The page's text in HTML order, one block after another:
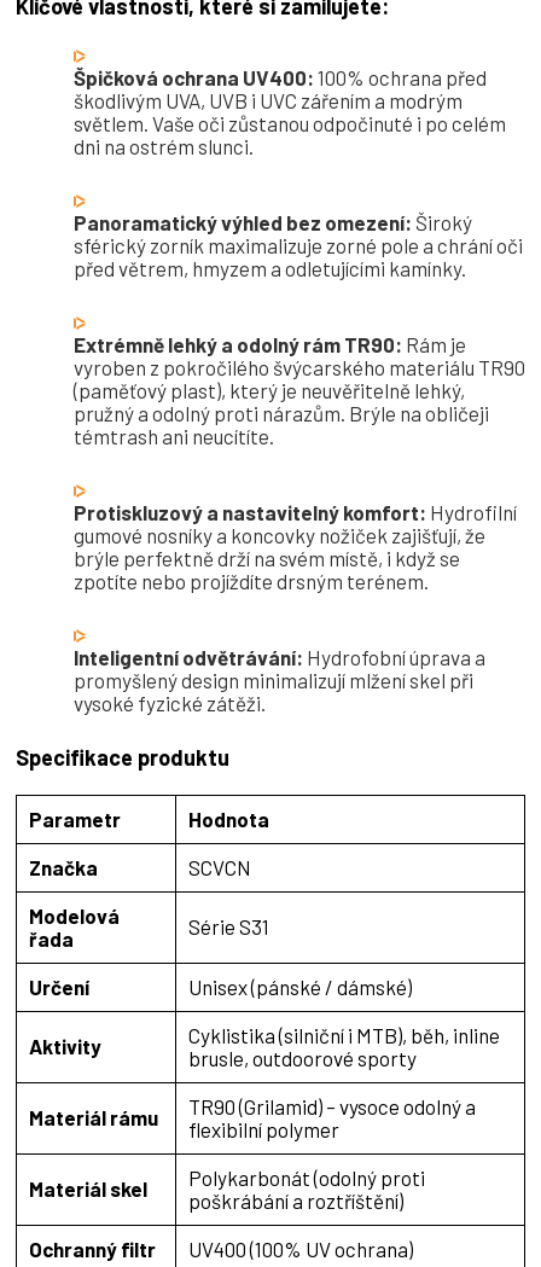
Klíčové vlastnosti, které si zamilujete:
Špičková ochrana UV400: 100% ochrana před
škodlivým UVA, UVB i UVC zářením a modrým
světlem. Vaše oči zůstanou odpočinuté i po celém
dni na ostrém slunci.
Panoramatický výhled bez omezení: Široký
sférický zorník maximalizuje zorné pole a chrání oči
před větrem, hmyzem a odletujícími kamínky.
Extrémně lehký a odolný rám TR90: Rám je
vyroben z pokročilého švýcarského materiálu TR90
(paměťový plast), který je neuvěřitelně lehký,
pružný a odolný proti nárazům. Brýle na obličeji
témtrash ani neucítíte.
Protiskluzový a nastavitelný komfort: Hydrofilní
gumové nosníky a koncovky nožiček zajišťují, že
brýle perfektně drží na svém místě, i když se
zpotíte nebo projíždíte drsným terénem.
Inteligentní odvětrávání: Hydrofobní úprava a
promyšlený design minimalizují mlžení skel při
vysoké fyzické zátěži.
Specifikace produktu
Parametr
Hodnota
Značka
SCVCN
Modelová
řada
Série S31
Určení Unisex (pánské / dámské)
Aktivity
Cyklistika (silniční i MTB), běh, inline
brusle, outdoorové sporty
Materiál rámu
TR90 (Grilamid) – vysoce odolný a
flexibilní polymer
Materiál skel
Polykarbonát (odolný proti
poškrábání a roztříštění)
Ochranný filtr
UV400 (100% UV ochrana)